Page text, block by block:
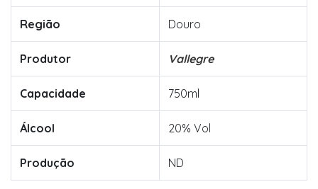
Região Douro
Produtor Vallegre
Capacidade 750ml
Álcool 20% Vol
Produção ND